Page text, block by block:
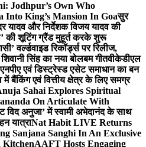
Jodhpur’s Own Who
King’s Mansion In Goaसुर
यादव और निर्देशक विजय यादव की
की शूटिंग ग्रैंड मुहूर्त करके शुरू
वर्ल्डवाइड रिकॉर्ड्स पर रिलीज,
सिंह का नया बोलबम गीतवीकेडीएल
एवं डिस्ट्रेस्ड एसेट समाधान का बन
बैंकिंग एवं वित्तीय क्षेत्र के लिए समग्र
Sahai Explores Spiritual
On Articulate With
विद अनुजा’ में स्वामी अभेदानंद के साथ
यात्राNat Habit LIVE Returns
Sanjana Sanghi In An Exclusive
KitchenAAFT Hosts Engaging